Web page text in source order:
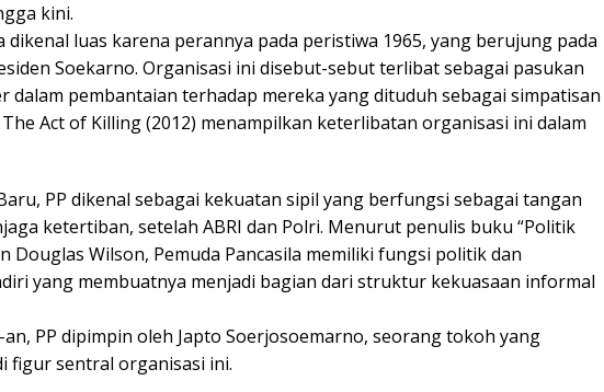
kini.
dikenal luas karena perannya pada peristiwa 1965, yang berujung pada
Soekarno. Organisasi ini disebut-sebut terlibat sebagai pasukan
dalam pembantaian terhadap mereka yang dituduh sebagai simpatisan
Act of Killing (2012) menampilkan keterlibatan organisasi ini dalam
PP dikenal sebagai kekuatan sipil yang berfungsi sebagai tangan
ketertiban, setelah ABRI dan Polri. Menurut penulis buku “Politik
Douglas Wilson, Pemuda Pancasila memiliki fungsi politik dan
yang membuatnya menjadi bagian dari struktur kekuasaan informal
PP dipimpin oleh Japto Soerjosoemarno, seorang tokoh yang
figur sentral organisasi ini.